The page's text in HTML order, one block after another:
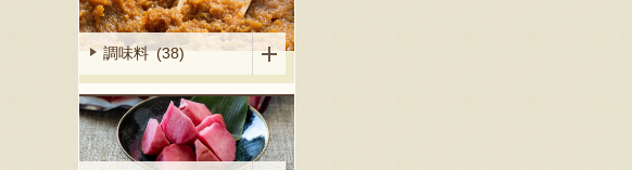
調味料 (38)